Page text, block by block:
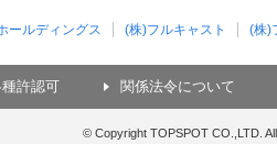
ールディングス (株)フルキャスト (株)
許認可 関係法令について
© Copyright TOPSPOT CO.,LTD.